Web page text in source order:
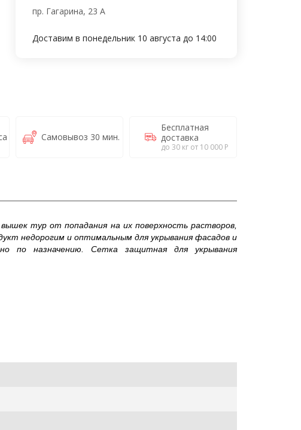
пр. Гагарина, 23 А
Доставим в понедельник 10 августа до 14:00
Самовывоз 30 мин.
Бесплатная
доставка
до 30 кг от 10 000 Р
тур от попадания на их поверхность растворов,
недорогим и оптимальным для укрывания фасадов и
по назначению. Сетка защитная для укрывания